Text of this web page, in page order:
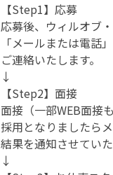
【Step1】応募
応募後、ウィルオブ
「メールまたは電話」
ご連絡いたします。
↓
【Step2】面接
面接（一部WEB面接
採用となりましたら
結果を通知させていた
↓